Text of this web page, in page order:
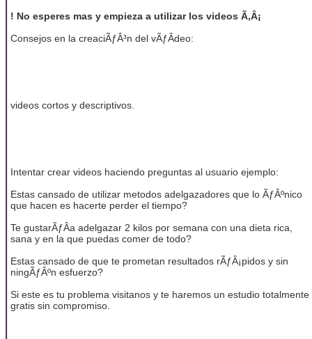
! No esperes mas y empieza a utilizar los videos Ã‚Â¡
Consejos en la creaciÃƒÂ³n del vÃƒÂ­deo:
videos cortos y descriptivos.
Intentar crear videos haciendo preguntas al usuario ejemplo:
Estas cansado de utilizar metodos adelgazadores que lo ÃƒÂºnico
que hacen es hacerte perder el tiempo?
Te gustarÃƒÂ­a adelgazar 2 kilos por semana con una dieta rica,
sana y en la que puedas comer de todo?
Estas cansado de que te prometan resultados rÃƒÂ¡pidos y sin
ningÃƒÂºn esfuerzo?
Si este es tu problema visitanos y te haremos un estudio totalmente
gratis sin compromiso.